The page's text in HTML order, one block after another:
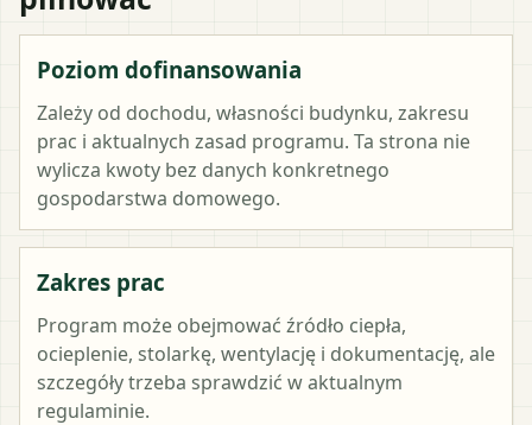
Poziom dofinansowania
Zależy od dochodu, własności budynku, zakresu
prac i aktualnych zasad programu. Ta strona nie
wylicza kwoty bez danych konkretnego
gospodarstwa domowego.
Zakres prac
Program może obejmować źródło ciepła,
ocieplenie, stolarkę, wentylację i dokumentację, ale
szczegóły trzeba sprawdzić w aktualnym
regulaminie.